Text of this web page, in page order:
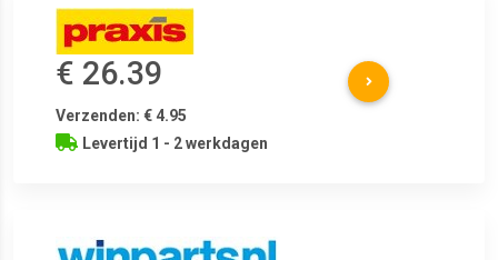
€ 26.39
Verzenden: € 4.95
Levertijd 1 - 2 werkdagen